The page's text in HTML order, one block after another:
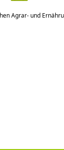
Agrar- und